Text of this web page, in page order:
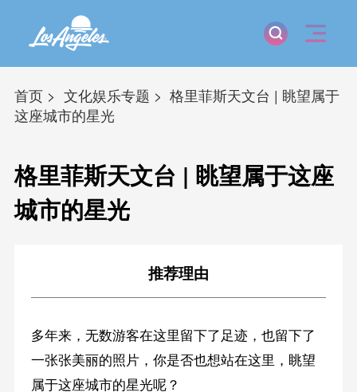
首页 文化娱乐专题
格里菲斯天文台 | 眺望属于
这座城市的星光
格里菲斯天文台 | 眺望属于这座
城市的星光
推荐理由
多年来，无数游客在这里留下了足迹，也留下了
一张张美丽的照片，你是否也想站在这里，眺望
属于这座城市的星光呢？